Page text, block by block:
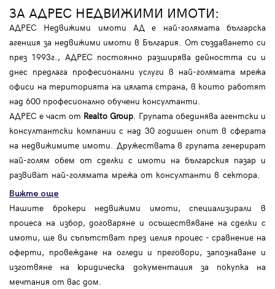
ЗА АДРЕС НЕДВИЖИМИ ИМОТИ:
АДРЕС Недвижими имоти АД е най-голямата българска
агенция за недвижими имоти в България. От създаването си
през 1993г., АДРЕС постоянно разширява дейността си и
днес предлага професионални услуги в най-голямата мрежа
офиси на територията на цялата страна, в които работят
над 600 професионално обучени консултанти.
АДРЕС е част от Realto Group. Групата обединява агентски и
консултантски компании с над 30 годишен опит в сферата
на недвижимите имоти. Дружествата в групата генерират
най-голям обем от сделки с имоти на българския пазар и
развиват най-голямата мрежа от консултанти в сектора.
Вижте още
Нашите брокери недвижими имоти, специализирали в
процеса на избор, договаряне и осъществяване на сделки с
имоти, ще ви съпътстват през целия процес - сравнение на
оферти, провеждане на огледи и преговори, запознаване и
изготвяне на юридическа документация за покупка на
мечтания от вас дом.